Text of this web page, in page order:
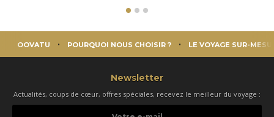
OOVATU POURQUOI NOUS CHOISIR ? LE VOYAGE SUR-
Newsletter
Actualités, coups de cœur, offres spéciales, recevez le meilleur du voyage :